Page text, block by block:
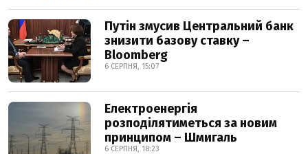
Путін змусив Центральний банк
знизити базову ставку –
Bloomberg
6 СЕРПНЯ, 15:07
Електроенергія
розподілятиметься за новим
принципом – Шмигаль
6 СЕРПНЯ, 18:23